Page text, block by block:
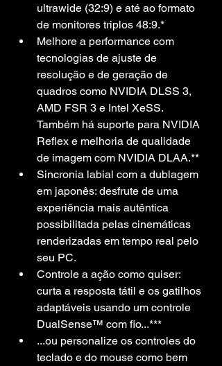
ultrawide (32:9) e até ao formato
de monitores triplos 48:9.*
Melhore a performance com
tecnologias de ajuste de
resolução e de geração de
quadros como NVIDIA DLSS 3,
AMD FSR 3 e Intel XeSS.
Também há suporte para NVIDIA
Reflex e melhoria de qualidade
de imagem com NVIDIA DLAA.**
Sincronia labial com a dublagem
em japonês: desfrute de uma
experiência mais autêntica
possibilitada pelas cinemáticas
renderizadas em tempo real pelo
seu PC.
Controle a ação como quiser:
curta a resposta tátil e os gatilhos
adaptáveis usando um controle
DualSense™ com fio...***
...ou personalize os controles do
teclado e do mouse como bem